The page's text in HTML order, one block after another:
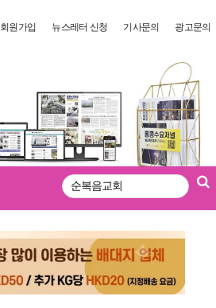
회원가입 뉴스레터 신청 기사문의 광고문의
검